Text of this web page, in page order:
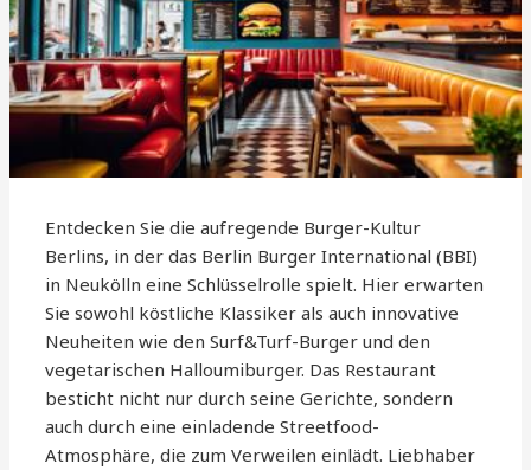
Entdecken Sie die aufregende Burger-Kultur
Berlins, in der das Berlin Burger International (BBI)
in Neukölln eine Schlüsselrolle spielt. Hier erwarten
Sie sowohl köstliche Klassiker als auch innovative
Neuheiten wie den Surf&Turf-Burger und den
vegetarischen Halloumiburger. Das Restaurant
besticht nicht nur durch seine Gerichte, sondern
auch durch eine einladende Streetfood-
Atmosphäre, die zum Verweilen einlädt. Liebhaber